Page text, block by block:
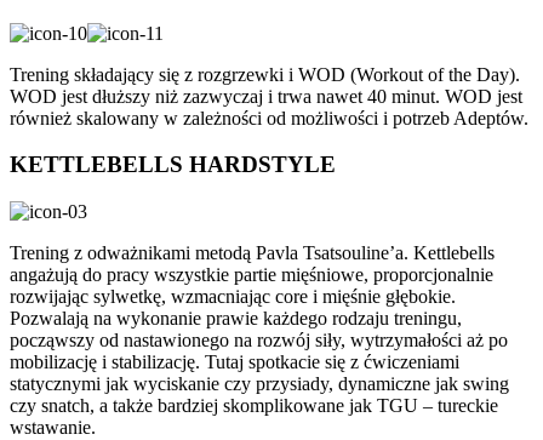
Trening składający się z rozgrzewki i WOD (Workout of the Day).
WOD jest dłuższy niż zazwyczaj i trwa nawet 40 minut. WOD jest
również skalowany w zależności od możliwości i potrzeb Adeptów.
KETTLEBELLS HARDSTYLE
Trening z odważnikami metodą Pavla Tsatsouline’a. Kettlebells
angażują do pracy wszystkie partie mięśniowe, proporcjonalnie
rozwijając sylwetkę, wzmacniając core i mięśnie głębokie.
Pozwalają na wykonanie prawie każdego rodzaju treningu,
począwszy od nastawionego na rozwój siły, wytrzymałości aż po
mobilizację i stabilizację. Tutaj spotkacie się z ćwiczeniami
statycznymi jak wyciskanie czy przysiady, dynamiczne jak swing
czy snatch, a także bardziej skomplikowane jak TGU – tureckie
wstawanie.